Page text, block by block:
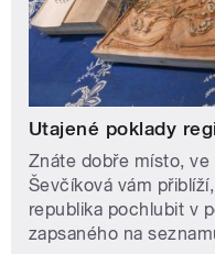
Utajené poklady
Znáte dobře místo,
Ševčíková vám
republika pochlubit v
zapsaného na